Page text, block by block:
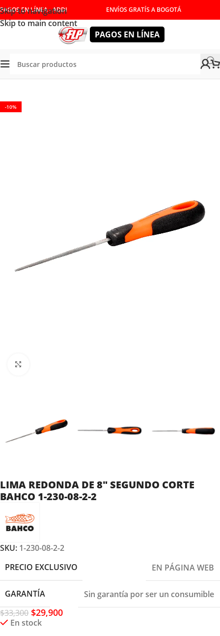
Skip to navigation
Skip to main content
PAGOS EN LÍNEA - ADDI ENVÍOS GRATÍS A BOGOTÁ
PAGOS EN LÍNEA
Tienda/HERRAMIENTAS MANUALES CORTE Y DESBASTE
-10%
LIMA REDONDA DE 8″ SEGUNDO CORTE
BAHCO 1-230-08-2-2
SKU: 1-230-08-2-2
PRECIO EXCLUSIVO
EN PÁGINA WEB
GARANTÍA
Sin garantía por ser un consumible
$33,300 $29,900
En stock